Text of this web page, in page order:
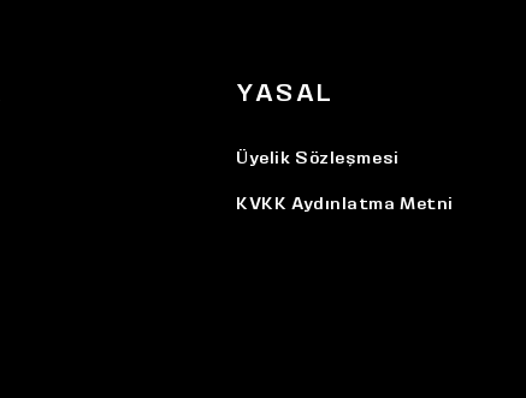
YASAL
Üyelik Sözleşmesi
KVKK Aydınlatma Metni